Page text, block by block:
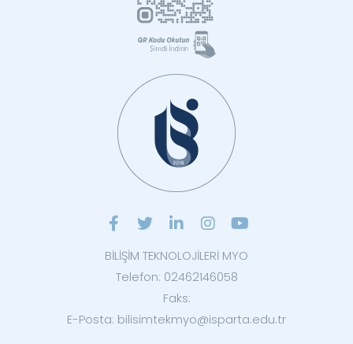
BİLİŞİM TEKNOLOJİLERİ MYO
Telefon: 02462146058
Faks:
E-Posta: bilisimtekmyo@isparta.edu.tr